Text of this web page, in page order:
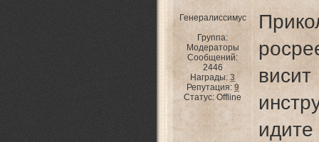
Генералиссимус
Группа:
Модераторы
Сообщений:
2446
Награды:3
Репутация: 9
Статус:Offline